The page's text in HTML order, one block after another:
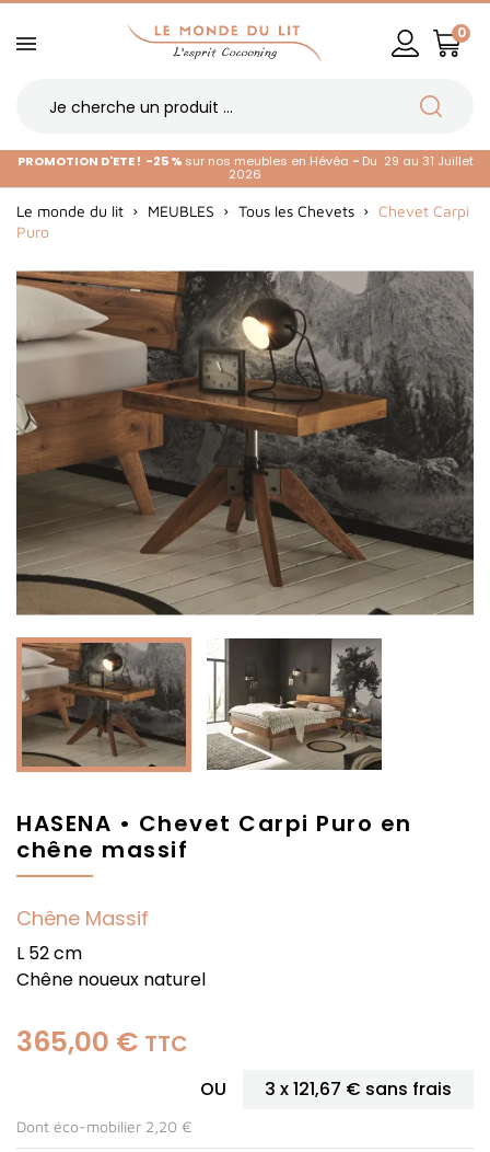
0
PROMOTION D'ETE ! -25 % sur nos meubles en Hévéa - Du 29 au 31 Juillet
2026
Le monde du lit MEUBLES Tous les Chevets
Chevet Carpi
Puro
HASENA • Chevet Carpi Puro en
chêne massif
Chêne Massif
L 52 cm
Chêne noueux naturel
365,00 € TTC
OU 3 x121,67 € sans frais
Dont éco-mobilier 2,20 €